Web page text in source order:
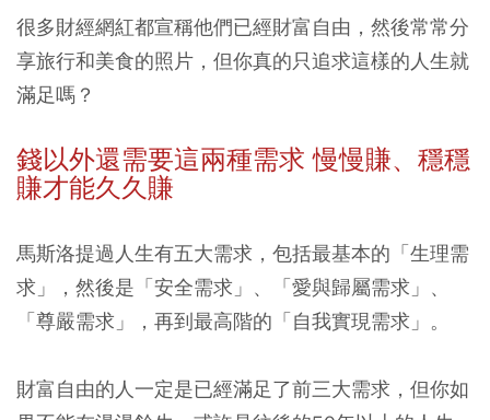
很多財經網紅都宣稱他們已經財富自由，然後常常分
享旅行和美食的照片，但你真的只追求這樣的人生就
滿足嗎？
錢以外還需要這兩種需求 慢慢賺、穩穩
賺才能久久賺
馬斯洛提過人生有五大需求，包括最基本的「生理需
求」，然後是「安全需求」、「愛與歸屬需求」、
「尊嚴需求」，再到最高階的「自我實現需求」。
財富自由的人一定是已經滿足了前三大需求，但你如